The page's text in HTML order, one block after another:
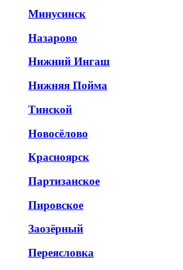
Минусинск
Назарово
Нижний Ингаш
Нижняя Пойма
Тинской
Новосёлово
Красноярск
Партизанское
Пировское
Заозёрный
Переясловка